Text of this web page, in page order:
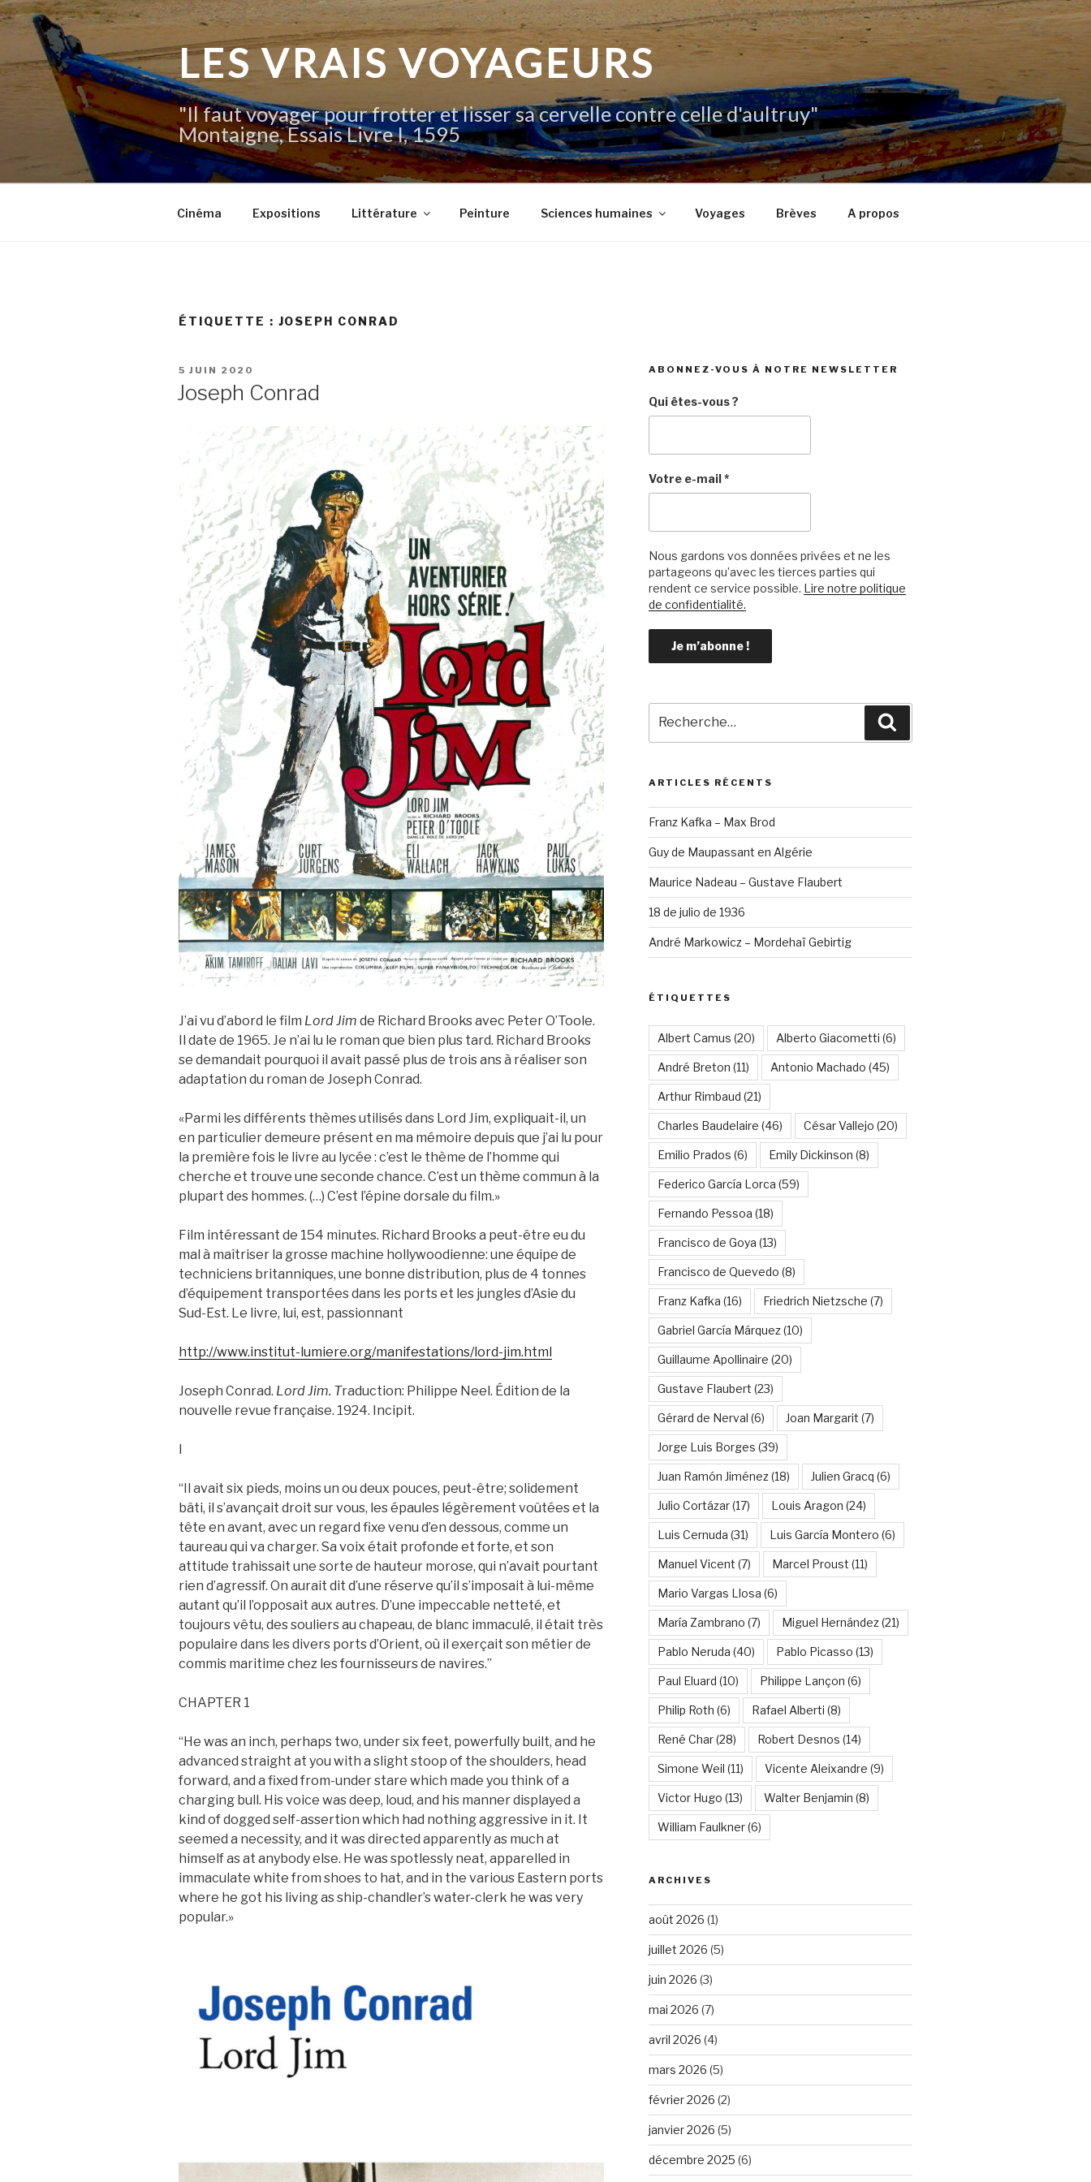
Aller
au
contenu
principal
LES VRAIS VOYAGEURS
"Il faut voyager pour frotter et lisser sa cervelle contre celle d'aultruy"
Montaigne, Essais Livre I, 1595
Cinéma Expositions Littérature Peinture Sciences humaines Voyages Brèves A propos
ÉTIQUETTE : JOSEPH CONRAD
PUBLIÉ
5 JUIN 2020
Joseph Conrad
J’ai vu d’abord le film Lord Jim de Richard Brooks avec Peter O’Toole.
Il date de 1965. Je n’ai lu le roman que bien plus tard. Richard Brooks
se demandait pourquoi il avait passé plus de trois ans à réaliser son
adaptation du roman de Joseph Conrad.
«Parmi les différents thèmes utilisés dans Lord Jim, expliquait-il, un
en particulier demeure présent en ma mémoire depuis que j’ai lu pour
la première fois le livre au lycée : c’est le thème de l’homme qui
cherche et trouve une seconde chance. C’est un thème commun à la
plupart des hommes. (…) C’est l’épine dorsale du film.»
Film intéressant de 154 minutes. Richard Brooks a peut-être eu du
mal à maîtriser la grosse machine hollywoodienne: une équipe de
techniciens britanniques, une bonne distribution, plus de 4 tonnes
d’équipement transportées dans les ports et les jungles d’Asie du
Sud-Est. Le livre, lui, est, passionnant
http://www.institut-lumiere.org/manifestations/lord-jim.html
Joseph Conrad. Lord Jim. Traduction: Philippe Neel. Édition de la
nouvelle revue française. 1924. Incipit.
I
“Il avait six pieds, moins un ou deux pouces, peut-être; solidement
bâti, il s’avançait droit sur vous, les épaules légèrement voûtées et la
tête en avant, avec un regard fixe venu d’en dessous, comme un
taureau qui va charger. Sa voix était profonde et forte, et son
attitude trahissait une sorte de hauteur morose, qui n’avait pourtant
rien d’agressif. On aurait dit d’une réserve qu’il s’imposait à lui-même
autant qu’il l’opposait aux autres. D’une impeccable netteté, et
toujours vêtu, des souliers au chapeau, de blanc immaculé, il était très
populaire dans les divers ports d’Orient, où il exerçait son métier de
commis maritime chez les fournisseurs de navires.”
CHAPTER 1
“He was an inch, perhaps two, under six feet, powerfully built, and he
advanced straight at you with a slight stoop of the shoulders, head
forward, and a fixed from-under stare which made you think of a
charging bull. His voice was deep, loud, and his manner displayed a
kind of dogged self-assertion which had nothing aggressive in it. It
seemed a necessity, and it was directed apparently as much at
himself as at anybody else. He was spotlessly neat, apparelled in
immaculate white from shoes to hat, and in the various Eastern ports
where he got his living as ship-chandler’s water-clerk he was very
popular.»
ABONNEZ-VOUS À NOTRE NEWSLETTER
Qui êtes-vous ?
Votre e-mail*
Nous gardons vos données privées et ne les
partageons qu’avec les tierces parties qui
rendent ce service possible. Lire notre politique
de confidentialité.
pour
:
ARTICLES RÉCENTS
Franz Kafka – Max Brod
Guy de Maupassant en Algérie
Maurice Nadeau – Gustave Flaubert
18 de julio de 1936
André Markowicz – Mordehaï Gebirtig
ÉTIQUETTES
Albert Camus (20) Alberto Giacometti (6)
André Breton (11) Antonio Machado (45)
Arthur Rimbaud (21)
Charles Baudelaire (46) César Vallejo (20)
Emilio Prados (6) Emily Dickinson (8)
Federico García Lorca (59)
Fernando Pessoa (18)
Francisco de Goya (13)
Francisco de Quevedo (8)
Franz Kafka (16) Friedrich Nietzsche (7)
Gabriel García Márquez(10)
Guillaume Apollinaire (20)
Gustave Flaubert (23)
Gérard de Nerval (6) Joan Margarit (7)
Jorge Luis Borges (39)
Juan Ramón Jiménez(18) Julien Gracq (6)
Julio Cortázar(17) Louis Aragon (24)
Luis Cernuda (31) Luis García Montero (6)
Manuel Vicent (7) Marcel Proust (11)
Mario Vargas Llosa (6)
María Zambrano (7) Miguel Hernández(21)
Pablo Neruda (40) Pablo Picasso (13)
Paul Eluard (10) Philippe Lançon (6)
Philip Roth (6) Rafael Alberti (8)
René Char(28) Robert Desnos (14)
Simone Weil (11) Vicente Aleixandre (9)
Victor Hugo (13) Walter Benjamin (8)
William Faulkner(6)
ARCHIVES
août 2026 (1)
juillet 2026 (5)
juin 2026 (3)
mai 2026 (7)
avril 2026 (4)
mars 2026 (5)
février 2026 (2)
janvier 2026 (5)
décembre 2025 (6)